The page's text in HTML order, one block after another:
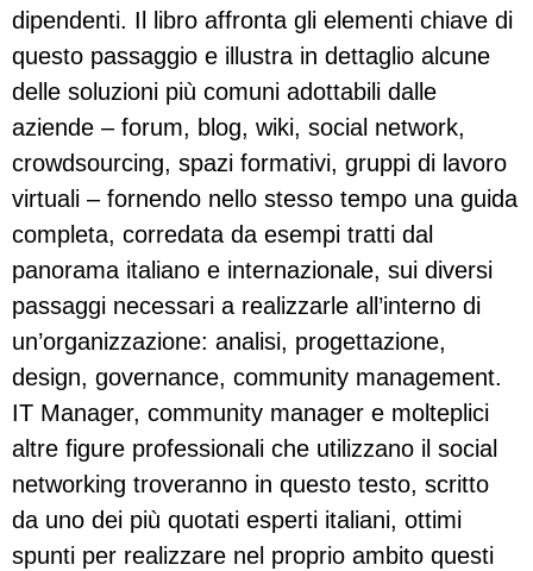
dipendenti. Il libro affronta gli elementi chiave di
questo passaggio e illustra in dettaglio alcune
delle soluzioni più comuni adottabili dalle
aziende – forum, blog, wiki, social network,
crowdsourcing, spazi formativi, gruppi di lavoro
virtuali – fornendo nello stesso tempo una guida
completa, corredata da esempi tratti dal
panorama italiano e internazionale, sui diversi
passaggi necessari a realizzarle all’interno di
un’organizzazione: analisi, progettazione,
design, governance, community management.
IT Manager, community manager e molteplici
altre figure professionali che utilizzano il social
networking troveranno in questo testo, scritto
da uno dei più quotati esperti italiani, ottimi
spunti per realizzare nel proprio ambito questi